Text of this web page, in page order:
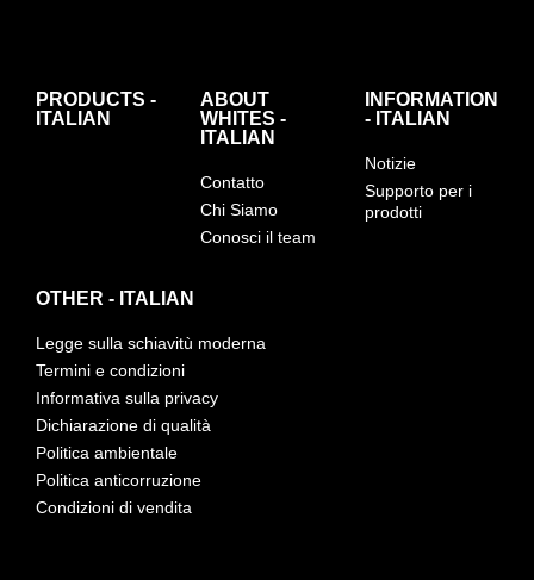
PRODUCTS -
ITALIAN
ABOUT
WHITES -
ITALIAN
Contatto
Chi Siamo
Conosci il team
INFORMATION
- ITALIAN
Notizie
Supporto per i
prodotti
OTHER - ITALIAN
Legge sulla schiavitù moderna
Termini e condizioni
Informativa sulla privacy
Dichiarazione di qualità
Politica ambientale
Politica anticorruzione
Condizioni di vendita